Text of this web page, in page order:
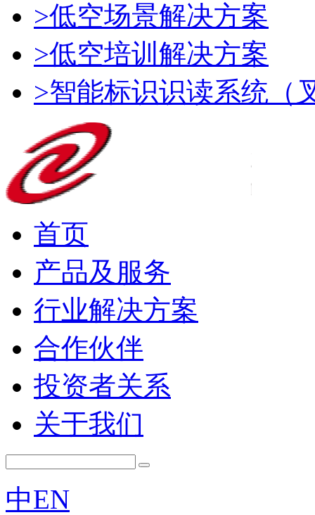
>低空场景解决方案
>低空培训解决方案
>智能标识识读系统（
首页
产品及服务
行业解决方案
合作伙伴
投资者关系
关于我们
中EN